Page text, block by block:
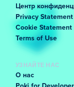
Центр
Privacy Statement
Cookie Statement
Terms of Use
УЗНАЙТЕ НАС
О нас